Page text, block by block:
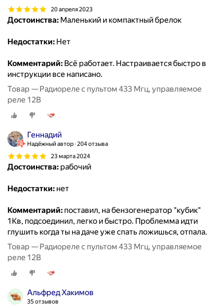
20 апреля 2023
Достоинства: Маленький и компактный брелок
Недостатки: Нет
Комментарий: Всё работает. Настраивается быстро в
инструкции все написано.
Товар — Радиореле с пультом 433 Мгц, управляемое
реле 12В
Геннадий
Надёжный автор 204 отзыва
23 марта 2024
Достоинства: рабочий
Недостатки: нет
Комментарий: поставил, на бензогенератор "кубик"
1Кв, подсоединил, легко и быстро. Проблемма идти
глушить когда ты на даче уже спать ложишься, отпала.
Товар — Радиореле с пультом 433 Мгц, управляемое
реле 12В
Альфред Хакимов
35 отзывов